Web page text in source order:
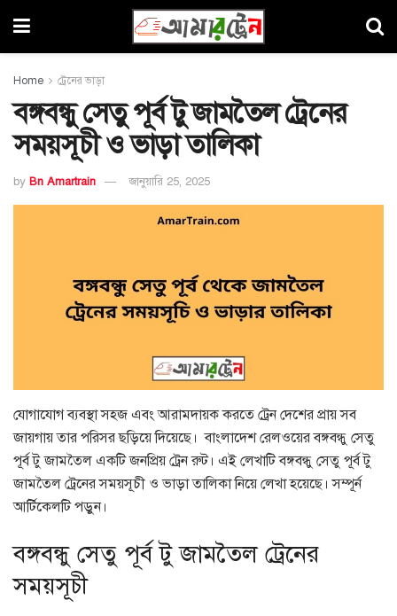
Home ট্রেনের ভাড়া
বঙ্গবন্ধু সেতু পূর্ব টু জামতৈল ট্রেনের
সময়সূচী ও ভাড়া তালিকা
by Bn Amartrain জানুয়ারি 25, 2025
যোগাযোগ ব্যবস্থা সহজ এবং আরামদায়ক করতে ট্রেন দেশের প্রায় সব
জায়গায় তার পরিসর ছড়িয়ে দিয়েছে। বাংলাদেশ রেলওয়ের বঙ্গবন্ধু সেতু
পূর্ব টু জামতৈল একটি জনপ্রিয় ট্রেন রুট। এই লেখাটি বঙ্গবন্ধু সেতু পূর্ব টু
জামতৈল ট্রেনের সময়সূচী ও ভাড়া তালিকা নিয়ে লেখা হয়েছে। সম্পূর্ন
আর্টিকেলটি পড়ুন।
বঙ্গবন্ধু সেতু পূর্ব টু জামতৈল ট্রেনের
সময়সূচী